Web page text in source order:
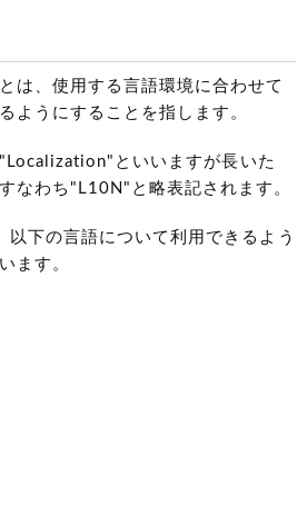
は、使用する言語環境に合わせて
ようにすることを指します。
といいますが長いた
なわち"L10N"と略表記されます。
下の言語について利用できるよう
ます。